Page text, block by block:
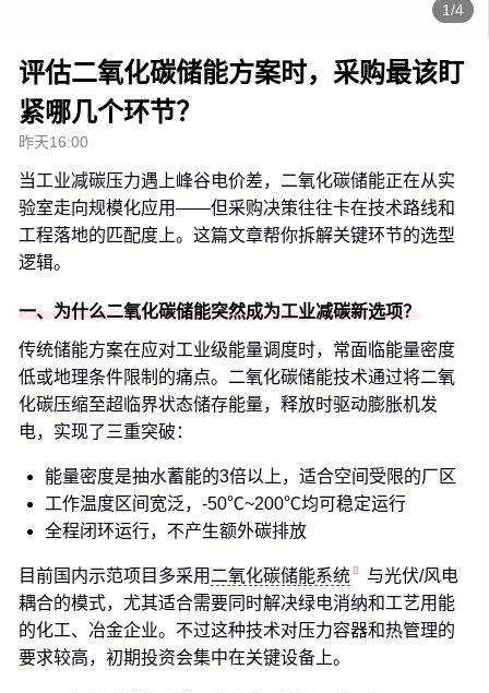
1/4
评估二氧化碳储能方案时，采购最该盯
紧哪几个环节？
昨天16:00
当工业减碳压力遇上峰谷电价差，二氧化碳储能正在从实
验室走向规模化应用——但采购决策往往卡在技术路线和
工程落地的匹配度上。这篇文章帮你拆解关键环节的选型
逻辑。
一、为什么二氧化碳储能突然成为工业减碳新选项？
传统储能方案在应对工业级能量调度时，常面临能量密度
低或地理条件限制的痛点。二氧化碳储能技术通过将二氧
化碳压缩至超临界状态储存能量，释放时驱动膨胀机发
电，实现了三重突破：
能量密度是抽水蓄能的3倍以上，适合空间受限的厂区
工作温度区间宽泛，-50℃~200℃均可稳定运行
全程闭环运行，不产生额外碳排放
目前国内示范项目多采用 二氧化碳储能系统
与光伏/风电
耦合的模式，尤其适合需要同时解决绿电消纳和工艺用能
的化工、冶金企业。不过这种技术对压力容器和热管理的
要求较高，初期投资会集中在关键设备上。